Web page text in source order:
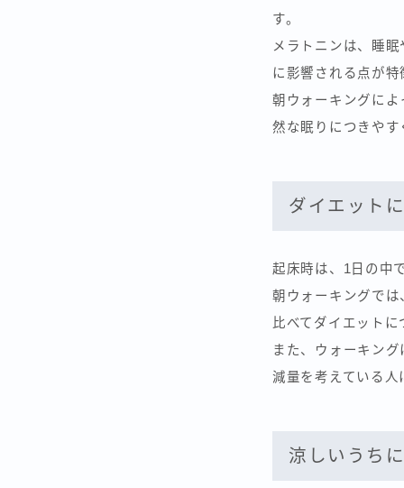
す。
メラトニンは、睡
に影響される点が特
朝ウォーキングに
然な眠りにつきやす
ダイエット
起床時は、1日の中
朝ウォーキングで
比べてダイエット
また、ウォーキン
減量を考えている
涼しいうち